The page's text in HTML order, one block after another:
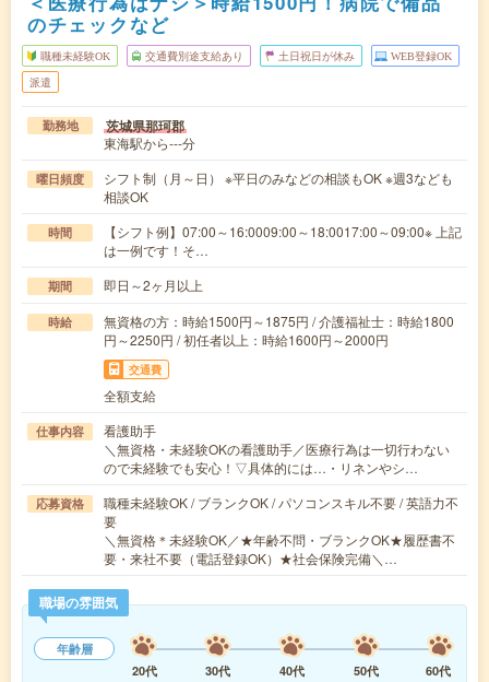
のチェックなど
職種未経験OK 交通費別途支給あり 土日祝日が休み WEB登録OK
派遣
勤務地 茨城県那珂郡
東海駅から---分
曜日頻度
シフト制（月～日） ※平日のみなどの相談もOK ※週3なども
相談OK
時間
【シフト例】07:00～16:0009:00～18:0017:00～09:00※ 上記
は一例です！そ…
期間 即日～2ヶ月以上
時給
無資格の方：時給1500円～1875円 / 介護福祉士：時給1800
円～2250円 / 初任者以上：時給1600円～2000円
交通費
全額支給
仕事内容
看護助手
＼無資格・未経験OKの看護助手／医療行為は一切行わない
ので未経験でも安心！▽具体的には…・リネンやシ…
応募資格
職種未経験OK / ブランクOK / パソコンスキル不要 / 英語力不
要
＼無資格＊未経験OK／★年齢不問・ブランクOK★履歴書不
要・来社不要（電話登録OK）★社会保険完備＼…
職場の雰囲気
年齢層
20代
30代 40代 50代
60代